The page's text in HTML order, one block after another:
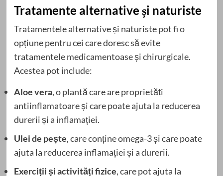
Tratamente alternative și naturiste
Tratamentele alternative și naturiste pot fi o
opțiune pentru cei care doresc să evite
tratamentele medicamentoase și chirurgicale.
Acestea pot include:
Aloe vera, o plantă care are proprietăți
antiinflamatoare și care poate ajuta la reducerea
durerii și a inflamației.
Ulei de pește, care conține omega-3 și care poate
ajuta la reducerea inflamației și a durerii.
Exerciții și activități fizice, care pot ajuta la